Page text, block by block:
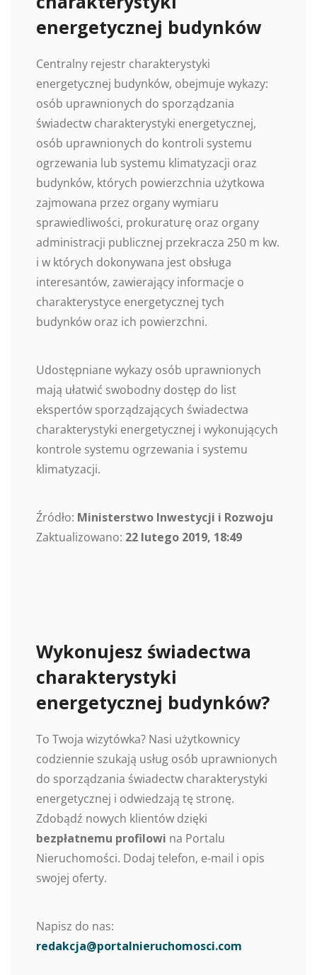
energetycznej budynków
Centralny rejestr charakterystyki
energetycznej budynków, obejmuje wykazy:
osób uprawnionych do sporządzania
świadectw charakterystyki energetycznej,
osób uprawnionych do kontroli systemu
ogrzewania lub systemu klimatyzacji oraz
budynków, których powierzchnia użytkowa
zajmowana przez organy wymiaru
sprawiedliwości, prokuraturę oraz organy
administracji publicznej przekracza 250 m kw.
i w których dokonywana jest obsługa
interesantów, zawierający informacje o
charakterystyce energetycznej tych
budynków oraz ich powierzchni.
Udostępniane wykazy osób uprawnionych
mają ułatwić swobodny dostęp do list
ekspertów sporządzających świadectwa
charakterystyki energetycznej i wykonujących
kontrole systemu ogrzewania i systemu
klimatyzacji.
Źródło: Ministerstwo Inwestycji i Rozwoju
Zaktualizowano: 22 lutego 2019, 18:49
Wykonujesz świadectwa
charakterystyki
energetycznej budynków?
To Twoja wizytówka? Nasi użytkownicy
codziennie szukają usług osób uprawnionych
do sporządzania świadectw charakterystyki
energetycznej i odwiedzają tę stronę.
Zdobądź nowych klientów dzięki
bezpłatnemu profilowi na Portalu
Nieruchomości. Dodaj telefon, e-mail i opis
swojej oferty.
Napisz do nas:
redakcja@portalnieruchomosci.com